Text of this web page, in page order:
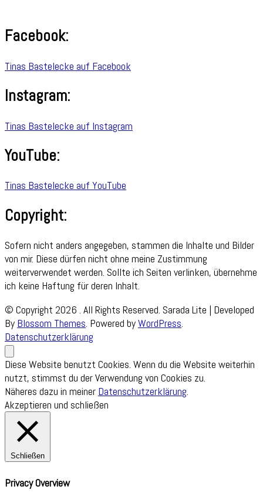
Facebook:
Tinas Bastelecke auf Facebook
Instagram:
Tinas Bastelecke auf Instagram
YouTube:
Tinas Bastelecke auf YouTube
Copyright:
Sofern nicht anders angegeben, stammen die Inhalte und Bilder
von mir. Diese dürfen nicht ohne meine Zustimmung
weiterverwendet werden. Sollte ich Seiten verlinken, übernehme
ich keine Haftung für deren Inhalt.
© Copyright 2026 . All Rights Reserved. Sarada Lite | Developed
By Blossom Themes. Powered byWordPress.
Datenschutzerklärung
Diese Website benutzt Cookies. Wenn du die Website weiterhin
nutzt, stimmst du der Verwendung von Cookies zu.
Näheres dazu in meiner Datenschutzerklärung.
Akzeptieren und schließen
Schließen
Privacy Overview